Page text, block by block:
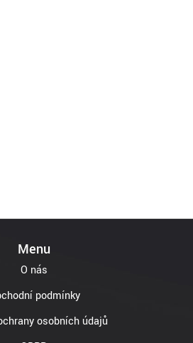
Menu
O nás
podmínky
osobních údajů